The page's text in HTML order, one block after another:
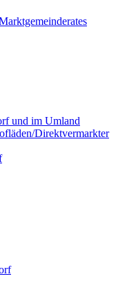
und im Umland
Direktvermarkter